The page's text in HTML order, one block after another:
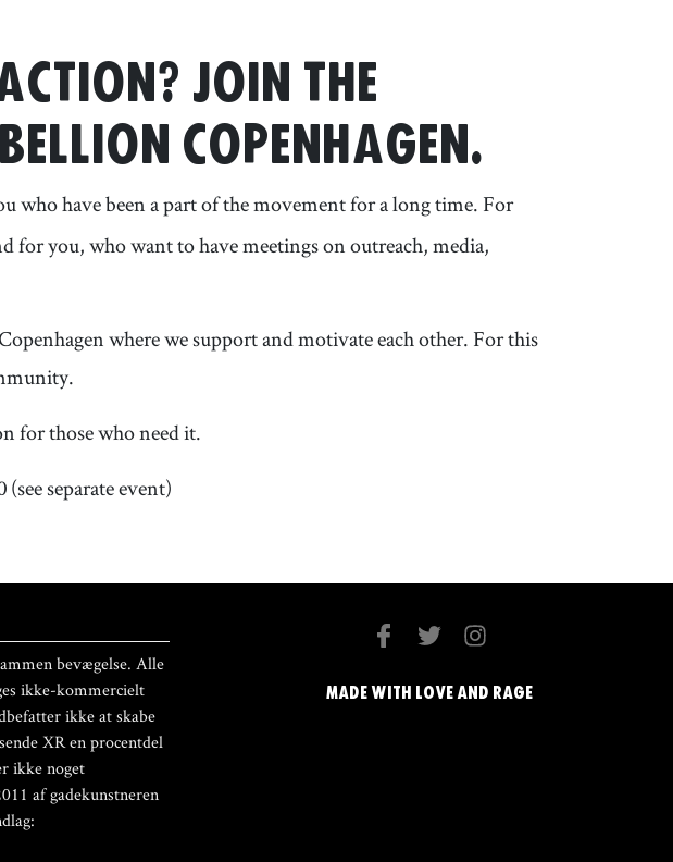
JOIN THE
COPENHAGEN.
who have been a part of the movement for a long time. For
you, who want to have meetings on outreach, media,
where we support and motivate each other. For this
for those who need it.
separate event)
bevægelse. Alle
ikke-kommercielt
ikke at skabe
XR en procentdel
ikke noget
af gadekunstneren
MADE WITH LOVE AND RAGE